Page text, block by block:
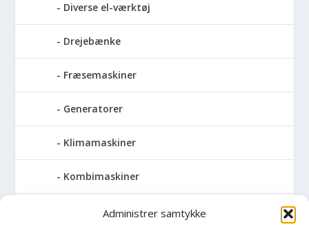
Administrer samtykke
Diverse el-værktøj
Drejebænke
Fræsemaskiner
Generatorer
Klimamaskiner
Kombimaskiner
Kompressor